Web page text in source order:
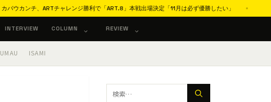
チ、ARTチャレンジ勝利で「ART.8」本戦出場決定「11月は必ず優勝したい」 プロ柔
INTERVIEW COLUMN REVIEW
ISAMI
検